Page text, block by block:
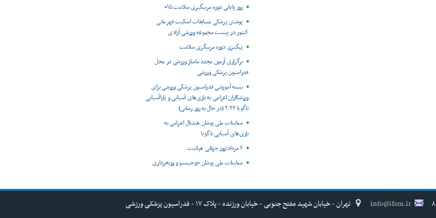
روز پایانی دوره مربیگیری سلامت ۱۵+
پوشش پزشکی مسابقات اسکیت قهرمانی
کشور در پیست مجموعه ورزشی آزادی
پیگیری دوره مربیگری سلامت
برگزاری آزمون مجدد ماساژ ورزشی در محل
فدراسیون پزشکی ورزشی
بسته آموزشی فدراسیون پزشکی ورزشی برای
ورزشکاران اعزامی به بازی‌های آسیایی و پاراآسیایی
ناگویا ۲۰۲۶ (در حال به روز رسانی)
معاینات ملی پوشان هندبال اعزامی به
بازی‌های آسیایی ناگویا
۶ مرداد؛روز جهانی هپاتیت
معاینات ملی پوشان جوجیتسو و وزنه‌برداری
info@ifsm.ir تهران - خیابان شهید مفتح جنوبی - خیابان ورزنده - پلاک ۱۷ - فدراسیون پزشکی ورزشی